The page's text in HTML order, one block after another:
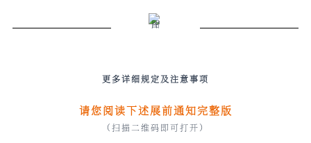
更多详细规定及注意事项
请您阅读下述展前通知完整版
（扫描二维码即可打开）